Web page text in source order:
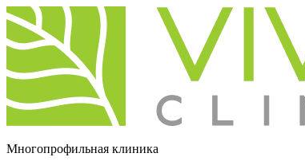
Многопрофильная клиника